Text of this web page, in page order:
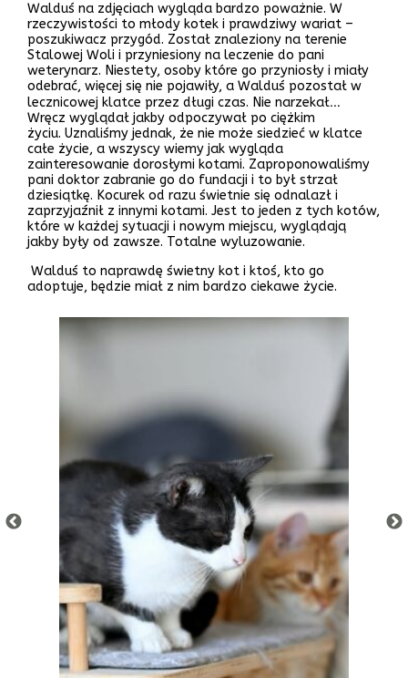
Walduś na zdjęciach wygląda bardzo poważnie. W
rzeczywistości to młody kotek i prawdziwy wariat –
poszukiwacz przygód. Został znaleziony na terenie
Stalowej Woli i przyniesiony na leczenie do pani
weterynarz. Niestety, osoby które go przyniosły i miały
odebrać, więcej się nie pojawiły, a Walduś pozostał w
lecznicowej klatce przez długi czas. Nie narzekał…
Wręcz wyglądał jakby odpoczywał po ciężkim
życiu. Uznaliśmy jednak, że nie może siedzieć w klatce
całe życie, a wszyscy wiemy jak wygląda
zainteresowanie dorosłymi kotami. Zaproponowaliśmy
pani doktor zabranie go do fundacji i to był strzał
dziesiątkę. Kocurek od razu świetnie się odnalazł i
zaprzyjaźnił z innymi kotami. Jest to jeden z tych kotów,
które w każdej sytuacji i nowym miejscu, wyglądają
jakby były od zawsze. Totalne wyluzowanie.
Walduś to naprawdę świetny kot i ktoś, kto go
adoptuje, będzie miał z nim bardzo ciekawe życie.